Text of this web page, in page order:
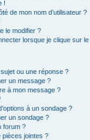
!
de mon nom d’utilisateur ?
le modifier ?
lorsque je clique sur
ou une réponse ?
un message ?
à mon message ?
à un sondage ?
un sondage ?
forum ?
pièces jointes ?